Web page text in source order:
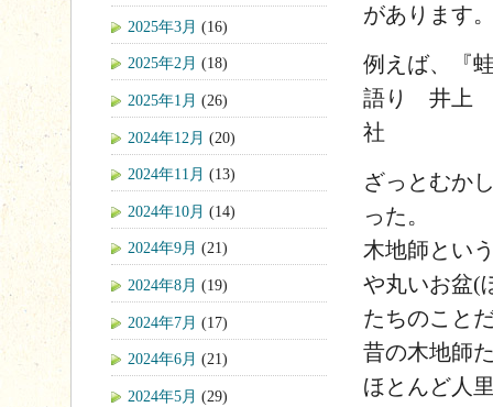
があります
例えば、『
語り 井上
社
ざっとむか
った。
木地師とい
や丸いお盆(
たちのこと
昔の木地師
ほとんど人
2025年3月 (16)
2025年2月 (18)
2025年1月 (26)
2024年12月 (20)
2024年11月 (13)
2024年10月 (14)
2024年9月 (21)
2024年8月 (19)
2024年7月 (17)
2024年6月 (21)
2024年5月 (29)